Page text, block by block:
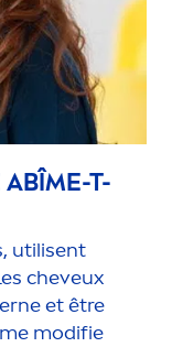
ABÎME-T-
utilisent
cheveux
et être
modifie